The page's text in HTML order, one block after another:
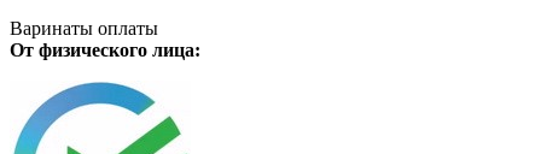
Варинаты оплаты
От физического лица: